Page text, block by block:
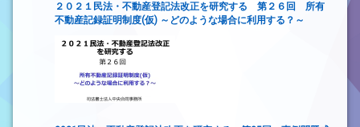
２０２１民法・不動産登記法改正を研究する 第２６回 所有
不動産記録証明制度(仮) ～どのような場合に利用する？～